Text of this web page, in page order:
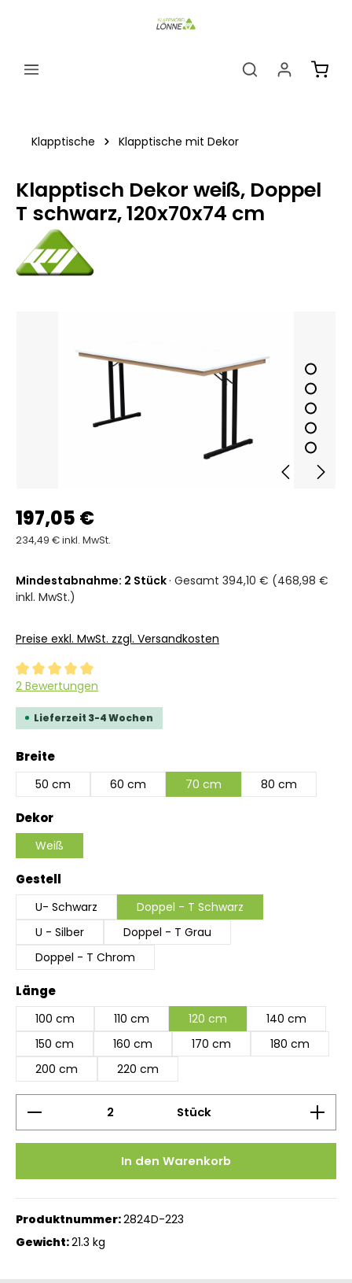
Klapptische Klapptische mit Dekor
Klapptisch Dekor weiß, Doppel
T schwarz, 120x70x74 cm
197,05 €
234,49 € inkl. MwSt.
Mindestabnahme: 2 Stück · Gesamt 394,10 € (468,98 €
inkl. MwSt.)
Preise exkl. MwSt. zzgl. Versandkosten
Durchschnittliche Bewertung von 5 von 5 Sternen
2 Bewertungen
Lieferzeit 3-4 Wochen
Breiteauswählen
50 cm 60 cm 70 cm 80 cm
Dekorauswählen
Weiß
Gestell
U- Schwarz
Doppel - T Schwarz
U - Silber
Doppel - T Grau
Doppel - T Chrom
Längeauswählen
100 cm 110 cm 120 cm
140 cm
150 cm
160 cm 170 cm
180 cm
200 cm
220 cm
Produkt Anzahl: Gib den gewünschten Wert
Stück
In den Warenkorb
Produktnummer:2824D-223
Gewicht:21.3 kg